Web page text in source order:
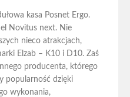
kasa Posnet Ergo.
Novitus next. Nie
nieco atrakcjach,
Elzab – K10 i D10. Zaś
producenta, którego
popularność dzięki
wykonania,